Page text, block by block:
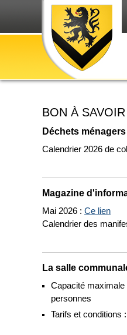
BON À SAVOIR
Déchets ménagers
Calendrier 2026 de
Magazine
Mai 2026 : Ce lien
Calendrier des
La salle
Capacité maximale
personnes
Tarifs et conditions :